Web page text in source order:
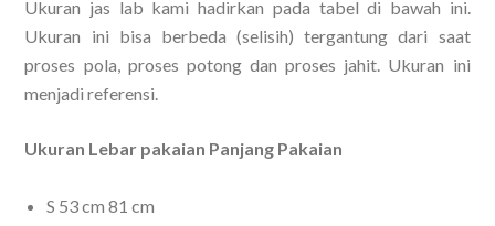
Ukuran jas lab kami hadirkan pada tabel di bawah ini.
Ukuran ini bisa berbeda (selisih) tergantung dari saat
proses pola, proses potong dan proses jahit. Ukuran ini
menjadi referensi.
Ukuran Lebar pakaian Panjang Pakaian
S 53 cm 81 cm